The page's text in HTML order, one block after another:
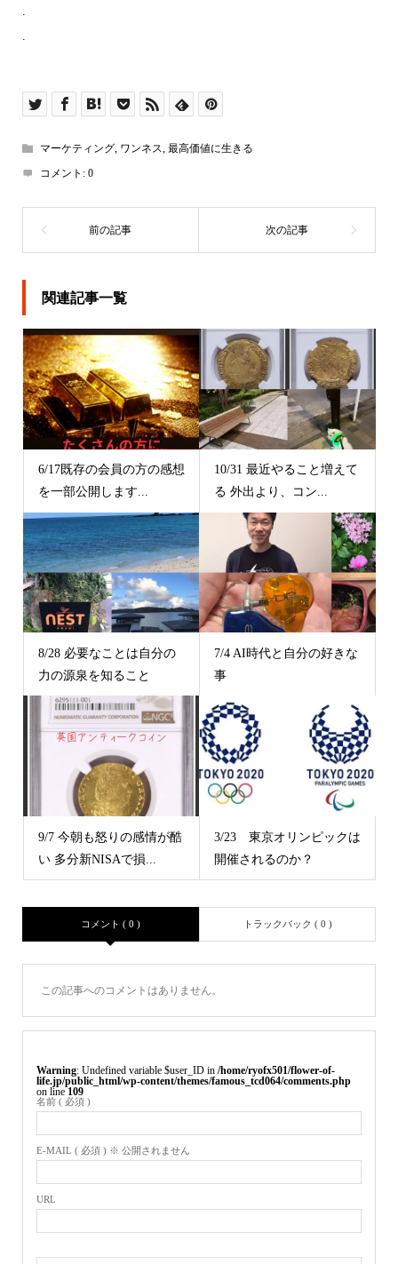
.
.
マーケティング, ワンネス, 最高価値に生きる
コメント: 0
関連記事一覧
6/17既存の会員の方の感想
を一部公開します...
10/31 最近やること増えて
る 外出より、コン...
8/28 必要なことは自分の
力の源泉を知ること
7/4 AI時代と自分の好きな
事
9/7 今朝も怒りの感情が酷
い 多分新NISAで損...
3/23 東京オリンピックは
開催されるのか？
コメント ( 0 ) トラックバック ( 0 )
この記事へのコメントはありません。
Warning : Undefined variable $user_ID in /home/ryofx501/flower-of-
life.jp/public_html/wp-content/themes/famous_tcd064/comments.php
on line 109
名前 ( 必須 )
E-MAIL ( 必須 ) ※ 公開されません
URL